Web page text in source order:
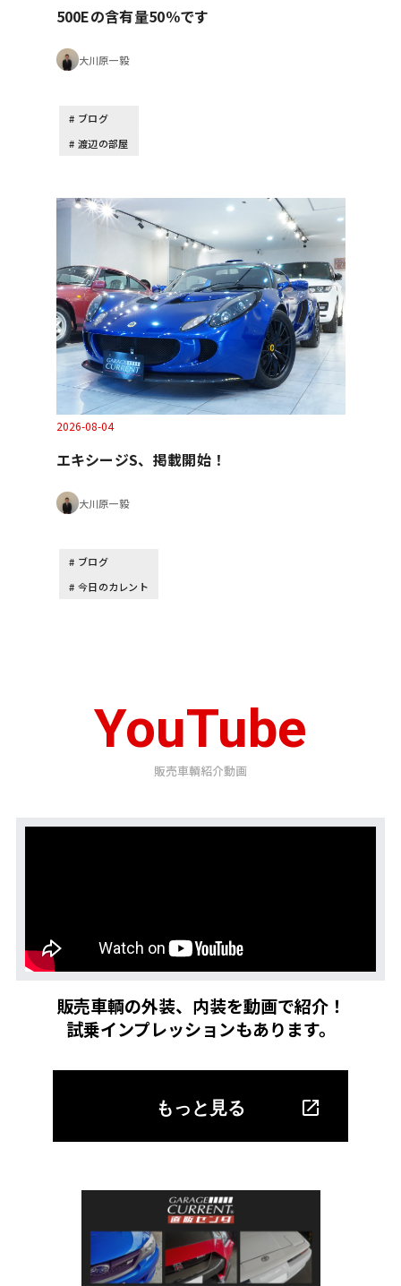
500Eの含有量50％です
大川原一毅
ブログ
渡辺の部屋
2026-08-04
エキシージS、掲載開始！
大川原一毅
ブログ
今日のカレント
YouTube
販売車輌紹介動画
販売車輌の外装、内装を動画で紹介！
試乗インプレッションもあります。
もっと見る